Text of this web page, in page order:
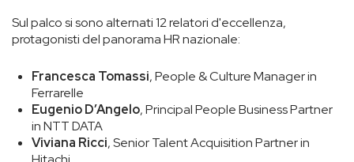
Sul palco si sono alternati 12 relatori d'eccellenza,
protagonisti del panorama HR nazionale:
Francesca Tomassi, People & Culture Manager in
Ferrarelle
Eugenio D’Angelo, Principal People Business Partner
in NTT DATA
Viviana Ricci, Senior Talent Acquisition Partner in